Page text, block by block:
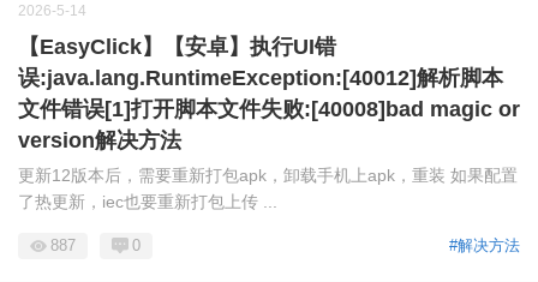
2026-5-14
【EasyClick】【安卓】执行UI错
误:java.lang.RuntimeException:[40012]解析脚本
文件错误[1]打开脚本文件失败:[40008]bad magic or
version解决方法
更新12版本后，需要重新打包apk，卸载手机上apk，重装 如果配置
了热更新，iec也要重新打包上传 ...
#解决方法
887 0